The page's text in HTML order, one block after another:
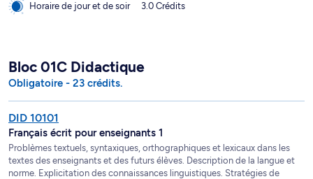
Horaire de jour et de soir
3.0 Crédits
Bloc 01C Didactique
Obligatoire - 23 crédits.
DID 10101
Français écrit pour enseignants 1
Problèmes textuels, syntaxiques, orthographiques et lexicaux dans les
textes des enseignants et des futurs élèves. Description de la langue et
norme. Explicitation des connaissances linguistiques. Stratégies de